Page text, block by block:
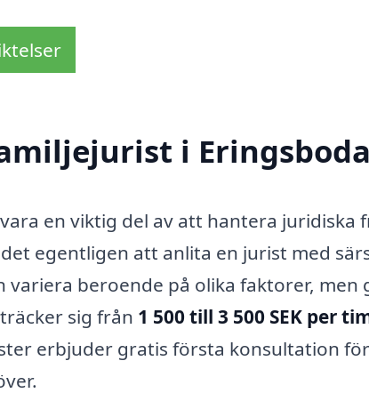
i
en viktig del av att hantera juridiska
egentligen att anlita en jurist med
beroende på olika faktorer, men
sig från 1 500 till 3 500 SEK per
erbjuder gratis första konsultation